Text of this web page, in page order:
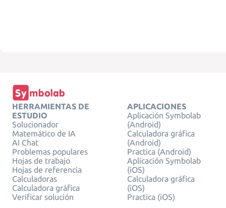
HERRAMIENTAS DE
ESTUDIO
Solucionador
Matemático de IA
AI Chat
Problemas populares
Hojas de trabajo
Hojas de referencia
Calculadoras
Calculadora gráfica
Verificar solución
APLICACIONES
Aplicación Symbolab
(Android)
Calculadora gráfica
(Android)
Practica (Android)
Aplicación Symbolab
(iOS)
Calculadora gráfica
(iOS)
Practica (iOS)